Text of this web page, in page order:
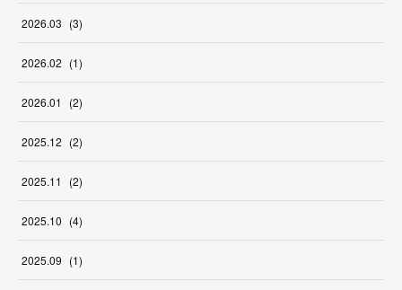
2026.03 (3)
2026.02 (1)
2026.01 (2)
2025.12 (2)
2025.11 (2)
2025.10 (4)
2025.09 (1)